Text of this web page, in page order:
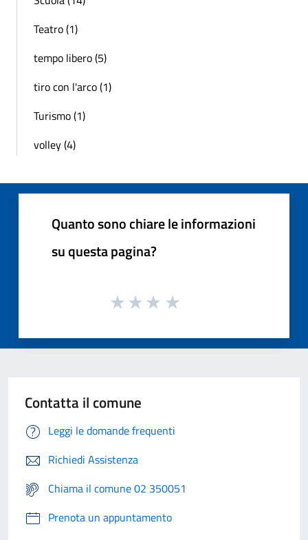
Teatro (1)
tempo libero (5)
tiro con l'arco (1)
Turismo (1)
volley (4)
Quanto sono chiare le informazioni
su questa pagina?
Contatta il comune
Leggi le domande frequenti
Richiedi Assistenza
Chiama il comune 02 350051
Prenota un appuntamento